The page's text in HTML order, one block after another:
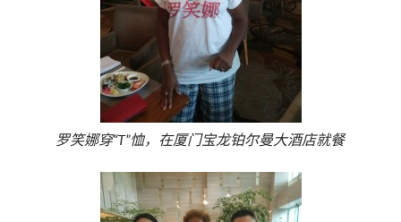
罗笑娜穿“T”恤，在厦门宝龙铂尔曼大酒店就餐